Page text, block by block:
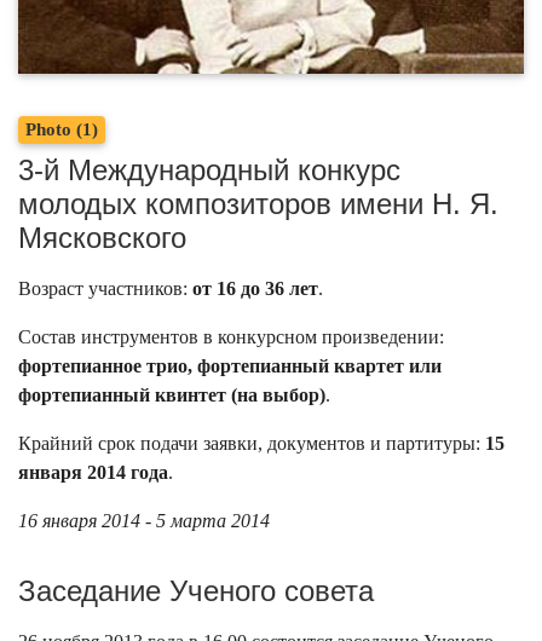
Photo (1)
3-й Международный конкурс
молодых композиторов имени Н. Я.
Мясковского
Возраст участников: от 16 до 36 лет.
Состав инструментов в конкурсном произведении:
фортепианное трио, фортепианный квартет или
фортепианный квинтет (на выбор).
Крайний срок подачи заявки, документов и партитуры: 15
января 2014 года.
16 января 2014 - 5 марта 2014
Заседание Ученого совета